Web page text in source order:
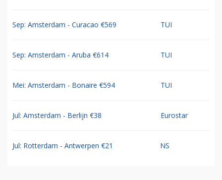
Sep: Amsterdam - Curacao €569 TUI
Sep: Amsterdam - Aruba €614 TUI
Mei: Amsterdam - Bonaire €594 TUI
Jul: Amsterdam - Berlijn €38 Eurostar
Jul: Rotterdam - Antwerpen €21 NS